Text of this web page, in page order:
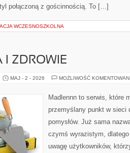
połączoną z gościnnością. To […]
WCZESNOSZKOLNA
I ZDROWIE
MAJ - 2 - 2026 MOŻLIWOŚĆ
Madlennn to serwis, które
przemyślany punkt w sieci
pomysłów. Już sama
czymś wyrazistym,
uwagę użytkowników,